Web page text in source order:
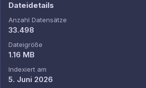
Dateidetails
Anzahl Datensätze
33.498
Dateigröße
1.16 MB
Indexiert am
5. Juni 2026